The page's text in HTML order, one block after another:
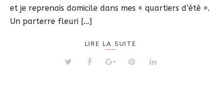
et je reprenais domicile dans mes « quartiers d’été ».
Un parterre fleuri […]
LIRE LA SUITE